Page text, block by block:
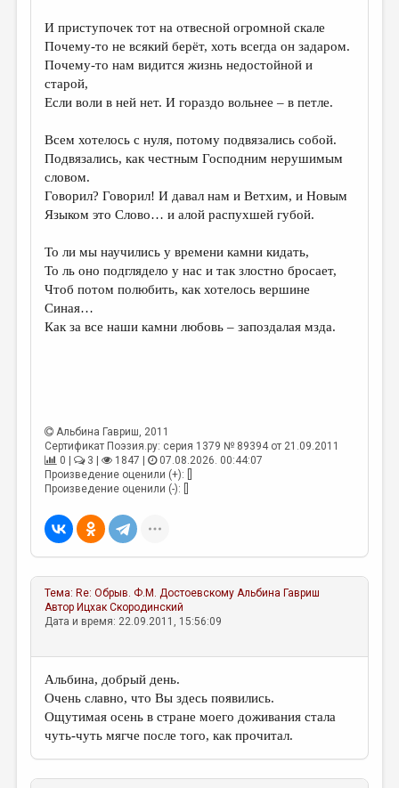
ПУБЛИЦИСТИКА
РЕЦЕНЗИРОВАНИЕ
ЦИКЛЫ ПУБЛИКАЦИЙ
ТРЕДИАКОВСКИЙ
МЕДИА
ВКОНТАКТЕ
И приступочек тот на отвесной огромной скале
Почему-то не всякий берёт, хоть всегда он задаром.
Почему-то нам видится жизнь недостойной и
старой,
Если воли в ней нет. И гораздо вольнее – в петле.
Всем хотелось с нуля, потому подвязались собой.
Подвязались, как честным Господним нерушимым
словом.
Говорил? Говорил! И давал нам и Ветхим, и Новым
Языком это Слово… и алой распухшей губой.
То ли мы научились у времени камни кидать,
То ль оно подглядело у нас и так злостно бросает,
Чтоб потом полюбить, как хотелось вершине
Синая…
Как за все наши камни любовь – запоздалая мзда.
Альбина Гавриш, 2011
Сертификат Поэзия.ру: серия 1379 № 89394 от 21.09.2011
0 |
3 | 1847 |
07.08.2026. 00:44:07
Произведение оценили (+): []
Произведение оценили (-): []
Тема: Re: Обрыв. Ф.М. Достоевскому Альбина Гавриш
Автор Ицхак Скородинский
Дата и время: 22.09.2011, 15:56:09
Альбина, добрый день.
Очень славно, что Вы здесь появились.
Ощутимая осень в стране моего доживания стала
чуть-чуть мягче после того, как прочитал.